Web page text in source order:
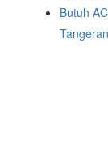
Butuh